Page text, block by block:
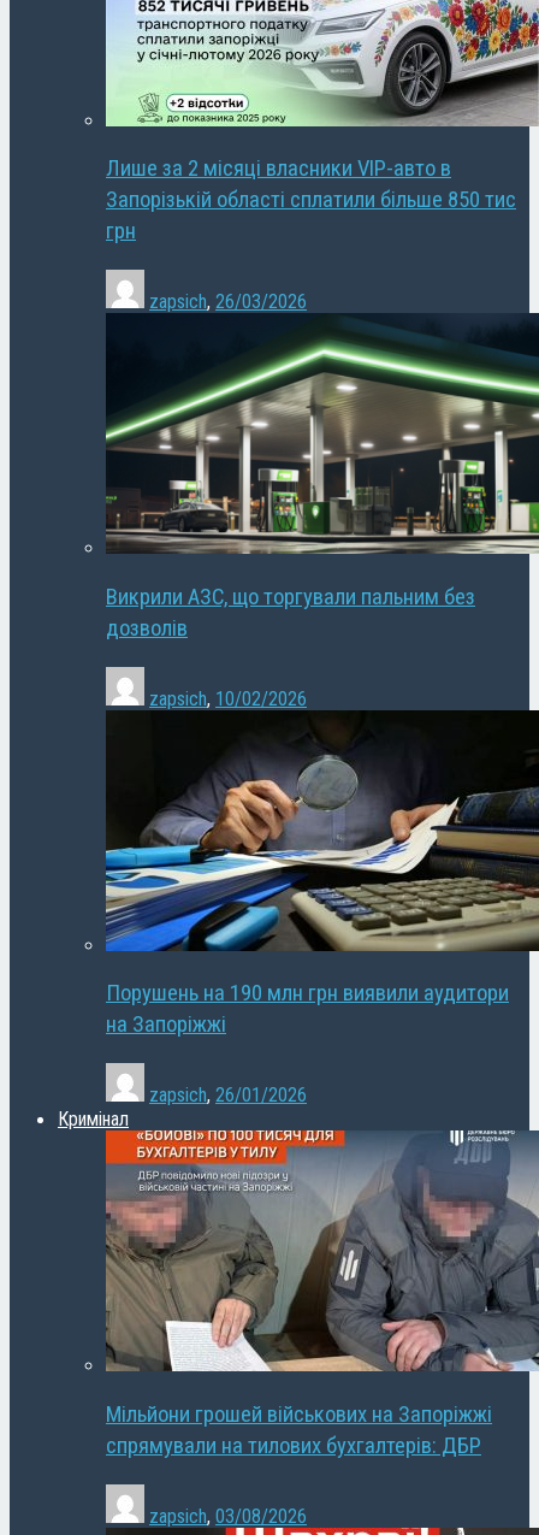
Лише за 2 місяці власники VIP-авто в
Запорізькій області сплатили більше 850 тис
грн
zapsich, 26/03/2026
Викрили АЗС, що торгували пальним без
дозволів
zapsich, 10/02/2026
Порушень на 190 млн грн виявили аудитори
на Запоріжжі
zapsich, 26/01/2026
Кримінал
Мільйони грошей військових на Запоріжжі
спрямували на тилових бухгалтерів: ДБР
zapsich, 03/08/2026